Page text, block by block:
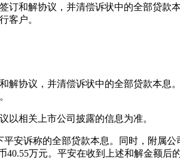
订和解协议，并清偿诉状中的全部贷款
客户。
解协议，并清偿诉状中的全部贷款本息。
以相关上市公司披露的信息为准。
安诉称的全部贷款本息。同时，附属公
万元。平安在收到上述和解金额后